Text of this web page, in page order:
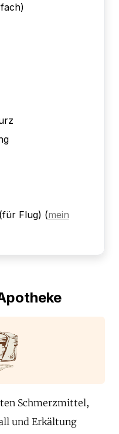
Flug) (mein
Schmerzmittel,
und Erkältung